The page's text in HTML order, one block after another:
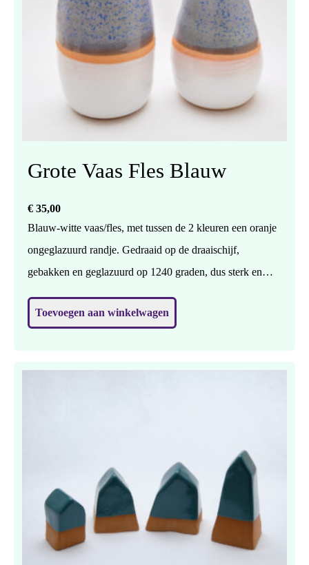
Grote Vaas Fles Blauw
€ 35,00
Blauw-witte vaas/fles, met tussen de 2 kleuren een oranje
ongeglazuurd randje. Gedraaid op de draaischijf,
gebakken en geglazuurd op 1240 graden, dus sterk en
zonder nog mooier ? H: 25 cm, br: 11 cm.
Toevoegen aan winkelwagen